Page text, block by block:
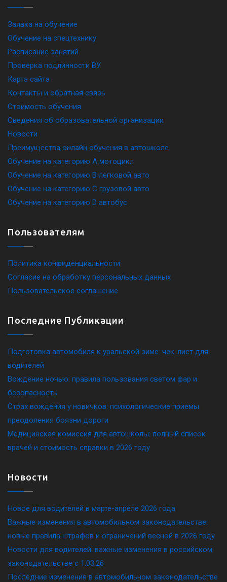
Заявка на обучение
Обучение на спецтехнику
Расписание занятий
Проверка подлинности ВУ
Карта сайта
Контакты и обратная связь
Стоимость обучения
Сведения об образовательной организации
Новости
Преимущества онлайн обучения в автошколе
Обучение на категорию A мотоцикл
Обучение на категорию B легковой авто
Обучение на категорию C грузовой авто
Обучение на категорию D автобус
Пользователям
Политика конфиденциальности
Согласие на обработку персональных данных
Пользовательское соглашение
Последние Публикации
Подготовка автомобиля к уральской зиме: чек-лист для
водителей
Вождение ночью: правила пользования светом фар и
безопасность
Страх вождения у новичков: психологические приемы
преодоления боязни дороги
Медицинская комиссия для автошколы: полный список
врачей и стоимость справки в 2026 году
Новости
Новое для водителей в марте-апреле 2026 года
Важные изменения в автомобильном законодательстве:
новые правила штрафов и ограничений весной в 2026 году
Новости для водителей: важные изменения в российском
законодательстве c 1.03.26
Последние изменения в автомобильном законодательстве